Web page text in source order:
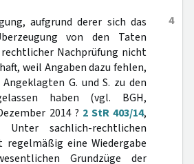
4
aufgrund derer sich das
von den Taten
Nachprüfung nicht
weil Angaben dazu fehlen,
G. und S. zu den
haben (vgl. BGH,
2014 ? 2 StR 403/14,
Unter sachlich-rechtlichen
regelmäßig eine Wiedergabe
Grundzüge der